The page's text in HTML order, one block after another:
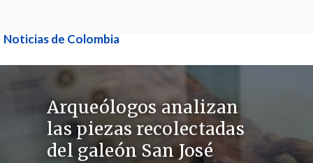
Noticias de Colombia
Arqueólogos analizan
las piezas recolectadas
del galeón San José